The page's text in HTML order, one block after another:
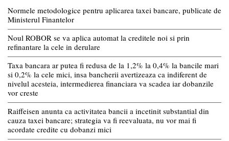
Normele metodologice pentru aplicarea taxei bancare, publicate de
Ministerul Finantelor
Noul ROBOR se va aplica automat la creditele noi si prin
refinantare la cele in derulare
Taxa bancara ar putea fi redusa de la 1,2% la 0,4% la bancile mari
si 0,2% la cele mici, insa bancherii avertizeaza ca indiferent de
nivelul acesteia, intermedierea financiara va scadea iar dobanzile
vor creste
Raiffeisen anunta ca activitatea bancii a incetinit substantial din
cauza taxei bancare; strategia va fi reevaluata, nu vor mai fi
acordate credite cu dobanzi mici